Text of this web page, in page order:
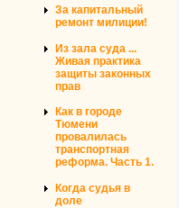
За капитальный
ремонт милиции!
Из зала суда ...
Живая практика
защиты законных
прав
Как в городе
Тюмени
провалилась
транспортная
реформа. Часть 1.
Когда судья в
доле